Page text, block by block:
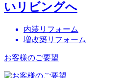
いリビングへ
内装リフォーム
増改築リフォーム
お客様のご要望